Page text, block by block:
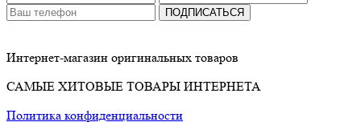
ПОДПИСАТЬСЯ
Интернет-магазин оригинальных товаров
САМЫЕ ХИТОВЫЕ ТОВАРЫ ИНТЕРНЕТА
Политика конфиденциальности